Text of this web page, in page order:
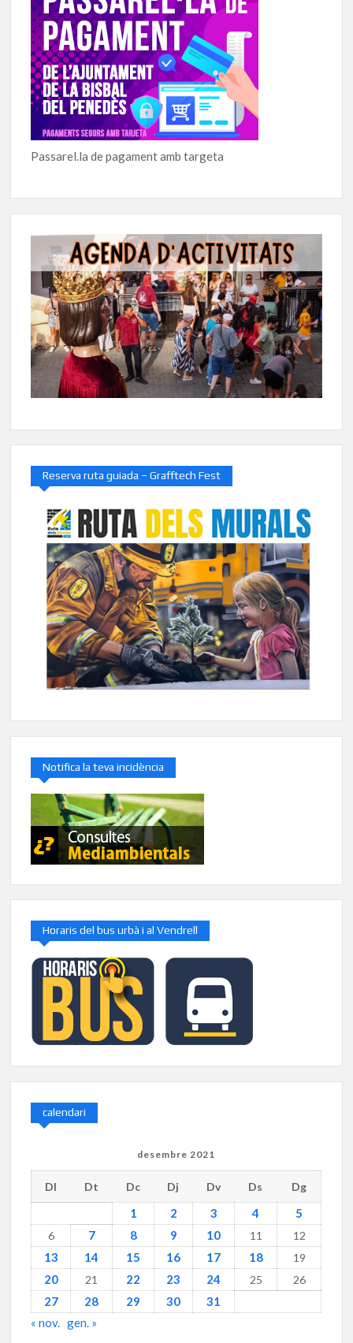
Passarel.la de pagament amb targeta
Reserva ruta guiada – Grafftech Fest
Notifica la teva incidència
Horaris del bus urbà i al Vendrell
calendari
desembre 2021
Dl Dt Dc Dj Dv Ds Dg
1 2 3 4 5
6 7 8 9 10 11 12
13 14 15 16 17 18 19
20 21 22 23 24 25 26
27 28 29 30
31
« nov. gen. »